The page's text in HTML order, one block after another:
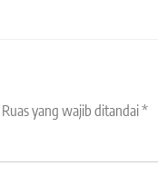
Ruas yang wajib ditandai*